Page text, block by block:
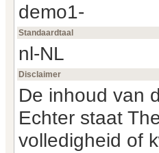
demo1-
Standaardtaal
nl-NL
Disclaimer
De inhoud van
Echter staat
volledigheid of